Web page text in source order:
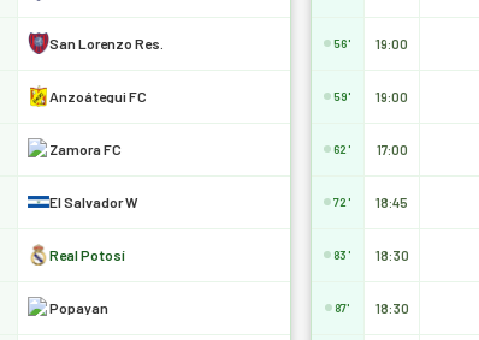
San Lorenzo Res.
Anzoátegui FC
Zamora FC
El Salvador W
Real Potosí
Popayan
56' 19:00
59' 19:00
62' 17:00
72' 18:45
83' 18:30
87' 18:30